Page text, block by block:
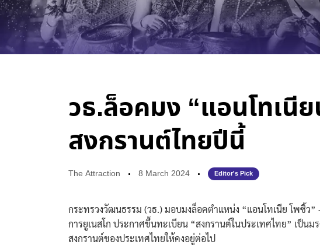
วธ.ล็อคมง “แอนโทเนี
สงกรานต์ไทยปีนี้
The Attraction 8 March 2024 Editor's Pick
กระทรวงวัฒนธรรม (วธ.) มอบมงล็อคตำแหน่ง “แอนโทเนีย โพซิ้ว”
การยูเนสโก ประกาศขึ้นทะเบียน “สงกรานต์ในประเทศไทย” เ
สงกรานต์ของประเทศไทยให้คงอยู่ต่อไป